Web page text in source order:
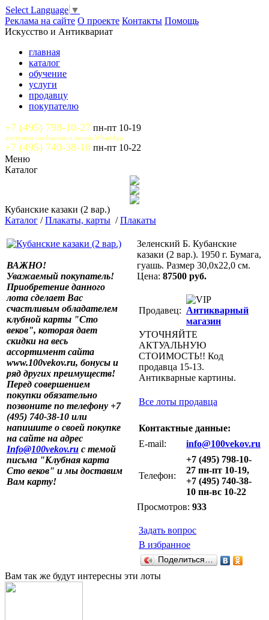
Select Language ▼
Реклама на сайте О проекте Контакты Помощь
Искусство и Антиквариат
главная
каталог
обучение
услуги
продавцу
покупателю
+7 (495) 798-10-27 пн-пт 10-19
доступны сообщения и звонки WhatsApp
+7 (495) 740-38-10 пн-пт 10-22
Меню
Каталог
Кубанские казаки (2 вар.)
Каталог /Плакаты, карты /Плакаты
ВАЖНО!
Уважаемый покупатель!
Приобретение данного
лота сделает Вас
счастливым обладателем
клубной карты "Сто
веков", которая дает
скидки на весь
ассортимент сайта
www.100vekov.ru, бонусы и
ряд других преимуществ!
Перед совершением
покупки обязательно
позвоните по телефону +7
(495) 740-38-10 или
напишите о своей покупке
на сайте на адрес
Info@100vekov.ru с темой
письма "Клубная карта
Сто веков" и мы доставим
Вам карту!
Зеленский Б. Кубанские
казаки (2 вар.). 1950 г. Бумага,
гуашь. Размер 30,0х22,0 см.
Цена: 87500 руб.
Продавец: Антикварный
магазин
УТОЧНЯЙТЕ
АКТУАЛЬНУЮ
СТОИМОСТЬ!! Код
продавца 15-13.
Антикварные картины.
Все лоты продавца
Контактные данные:
E-mail:
info@100vekov.ru
Телефон:
+7 (495) 798-10-
27 пн-пт 10-19,
+7 (495) 740-38-
10 пн-вс 10-22
Просмотров: 933
Задать вопрос
В избранное
Поделиться…
Вам так же будут интересны эти лоты